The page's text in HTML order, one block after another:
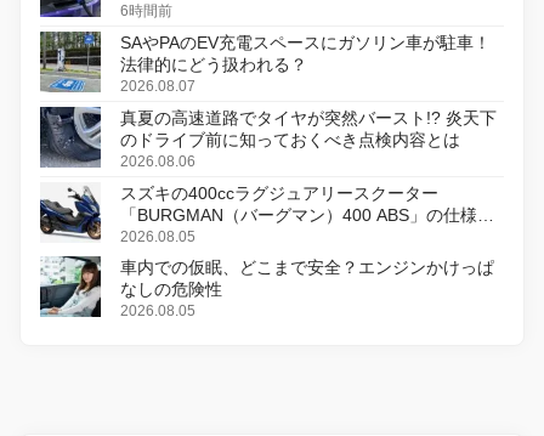
6時間前
SAやPAのEV充電スペースにガソリン車が駐車！
法律的にどう扱われる？
2026.08.07
真夏の高速道路でタイヤが突然バースト!? 炎天下
のドライブ前に知っておくべき点検内容とは
2026.08.06
スズキの400ccラグジュアリースクーター
「BURGMAN（バーグマン）400 ABS」の仕様を
変更し、8月18日に発売
2026.08.05
車内での仮眠、どこまで安全？エンジンかけっぱ
なしの危険性
2026.08.05